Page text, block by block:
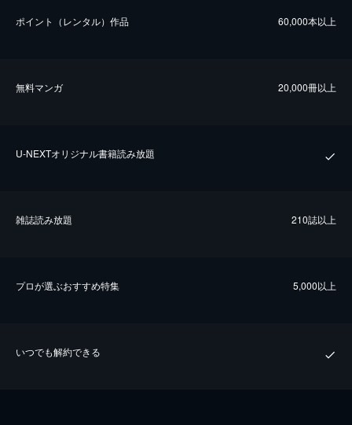
ポイント（レンタル）作品 60,000本以上
無料マンガ 20,000冊以上
U-NEXTオリジナル書籍読み放題
雑誌読み放題 210誌以上
プロが選ぶおすすめ特集 5,000以上
いつでも解約できる